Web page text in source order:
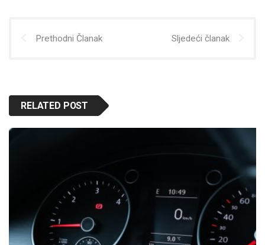
Prethodni Članak Sljedeći članak
RELATED POST